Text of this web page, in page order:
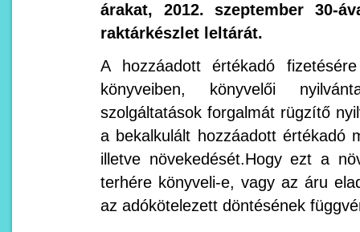
árakat, 2012. szeptember 30-
raktárkészlet leltárát.
A hozzáadott értékadó
könyveiben, könyvelői
szolgáltatások forgalmát rügzítő
a bekalkulált hozzáadott értékadó
illetve növekedését.Hogy ezt a
terhére könyveli-e, vagy az áru
az adókötelezett döntésének